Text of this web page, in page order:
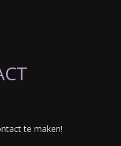
te maken!